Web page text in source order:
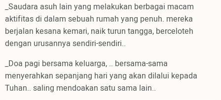
_Saudara asuh lain yang melakukan berbagai macam
aktifitas di dalam sebuah rumah yang penuh. mereka
berjalan kesana kemari, naik turun tangga, berceloteh
dengan urusannya sendiri-sendiri..
_Doa pagi bersama keluarga, .. bersama-sama
menyerahkan sepanjang hari yang akan dilalui kepada
Tuhan.. saling mendoakan satu sama lain..